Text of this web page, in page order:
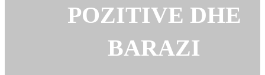
POZITIVE DHE
BARAZI